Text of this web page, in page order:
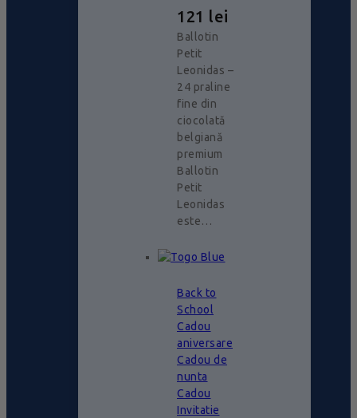
121 lei
Ballotin
Petit
Leonidas –
24 praline
fine din
ciocolată
belgiană
premium
Ballotin
Petit
Leonidas
este…
Back to
School
Cadou
aniversare
Cadou de
nunta
Cadou
Invitatie